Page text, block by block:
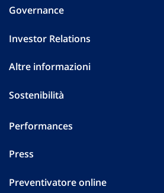
Governance
Investor Relations
Altre informazioni
Sostenibilità
Performances
Press
Preventivatore online